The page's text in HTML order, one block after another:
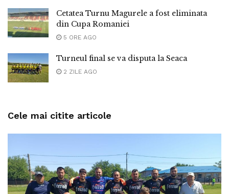
Cetatea Turnu Magurele a fost eliminata
din Cupa Romaniei
5 ORE AGO
Turneul final se va disputa la Seaca
2 ZILE AGO
Cele mai citite articole